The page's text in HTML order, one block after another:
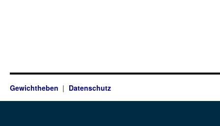
Gewichtheben Datenschutz